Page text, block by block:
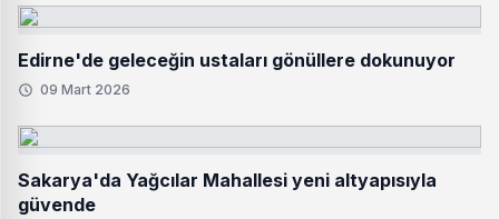
Edirne'de geleceğin ustaları gönüllere dokunuyor
09 Mart 2026
Sakarya'da Yağcılar Mahallesi yeni altyapısıyla
güvende